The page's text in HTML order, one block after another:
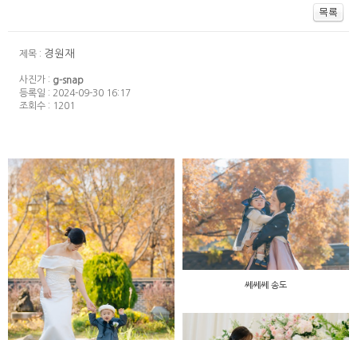
제목 : 경원재
사진가 : g-snap
등록일 : 2024-09-30 16:17
조회수 : 1201
쎄쎄쎄 송도